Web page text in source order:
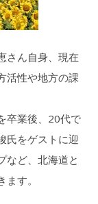
ん自身、 現在
活性や地方の課
業後、 20代で
氏をゲストに迎
など、北海道と
す。